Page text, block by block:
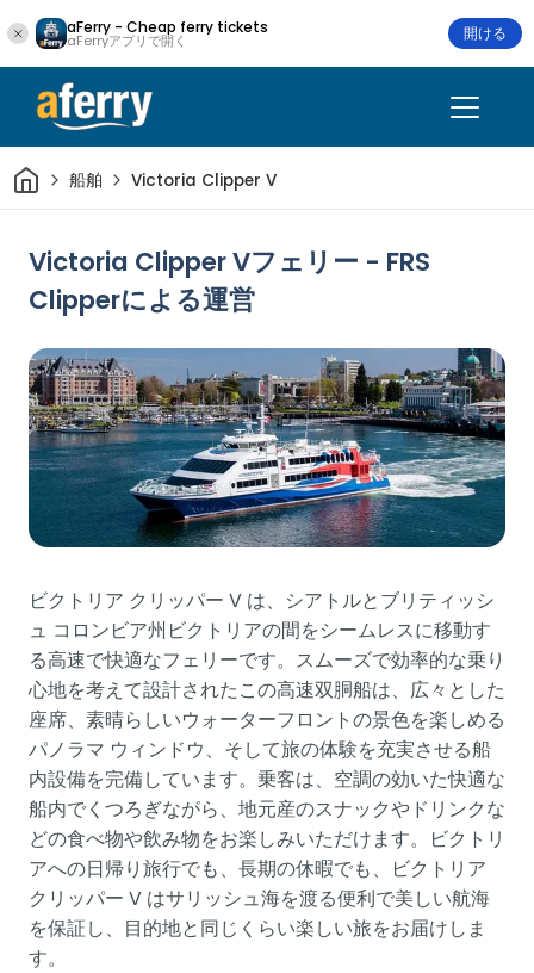
aFerry - Cheap ferry tickets
aFerryアプリで開く 開ける
家 船舶 Victoria Clipper V
Victoria Clipper Vフェリー - FRS
Clipperによる運営
ビクトリア クリッパー V は、シアトルとブリティッシ
ュ コロンビア州ビクトリアの間をシームレスに移動す
る高速で快適なフェリーです。スムーズで効率的な乗り
心地を考えて設計されたこの高速双胴船は、広々とした
座席、素晴らしいウォーターフロントの景色を楽しめる
パノラマ ウィンドウ、そして旅の体験を充実させる船
内設備を完備しています。乗客は、空調の効いた快適な
船内でくつろぎながら、地元産のスナックやドリンクな
どの食べ物や飲み物をお楽しみいただけます。ビクトリ
アへの日帰り旅行でも、長期の休暇でも、ビクトリア
クリッパー V はサリッシュ海を渡る便利で美しい航海
を保証し、目的地と同じくらい楽しい旅をお届けしま
す。